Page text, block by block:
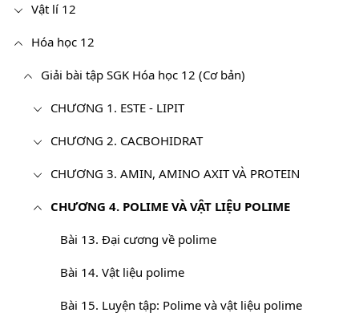
Vật lí 12
Hóa học 12
Giải bài tập SGK Hóa học 12 (Cơ bản)
CHƯƠNG 1. ESTE - LIPIT
CHƯƠNG 2. CACBOHIDRAT
CHƯƠNG 3. AMIN, AMINO AXIT VÀ PROTEIN
CHƯƠNG 4. POLIME VÀ VẬT LIỆU POLIME
Bài 13. Đại cương về polime
Bài 14. Vật liệu polime
Bài 15. Luyện tập: Polime và vật liệu polime